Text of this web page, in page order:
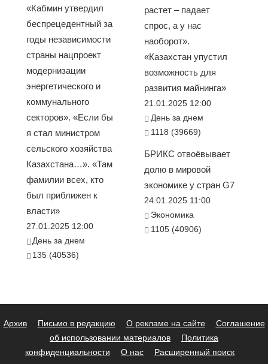
«Кабмин утвердил
беспрецедентный за
годы независимости
страны нацпроект
модернизации
энергетического и
коммунального
секторов». «Если бы
я стал министром
сельского хозяйства
Казахстана…». «Там
фамилии всех, кто
был приближен к
власти»
27.01.2025 12:00
День за днем
135 (40536)
растет – падает
спрос, а у нас
наоборот».
«Казахстан упустил
возможность для
развития майнинга»
21.01.2025 12:00
День за днем
1118 (39669)
БРИКС отвоёвывает
долю в мировой
экономике у стран G7
24.01.2025 11:00
Экономика
1105 (40906)
Архив Письмо в редакцию О рекламе на сайте
Соглашение
об использовании материалов
Политика
конфиденциальности
О нас Расширенный поиск